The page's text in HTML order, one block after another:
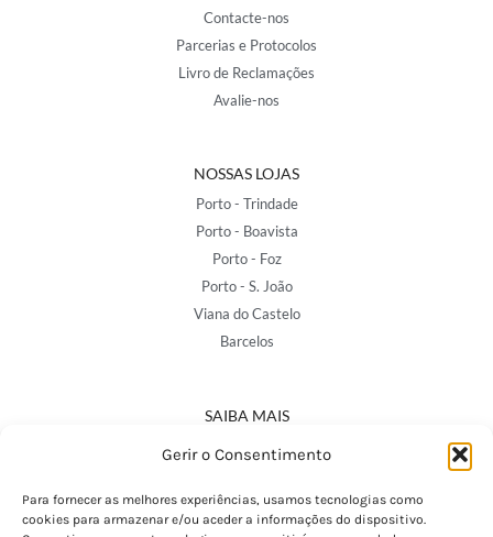
Gerir o Consentimento
Para fornecer as melhores experiências, usamos tecnologias como
cookies para armazenar e/ou aceder a informações do dispositivo.
Contacte-nos
Parcerias e Protocolos
Livro de Reclamações
Avalie-nos
NOSSAS LOJAS
Porto - Trindade
Porto - Boavista
Porto - Foz
Porto - S. João
Viana do Castelo
Barcelos
SAIBA MAIS
Política de Privacidade
Termos e Condições
Perguntas Frequentes